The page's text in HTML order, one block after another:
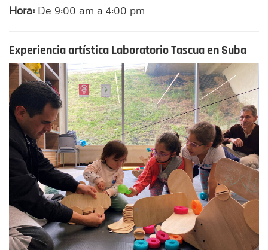
Hora: De 9:00 am a 4:00 pm
Experiencia artística Laboratorio Tascua en Suba